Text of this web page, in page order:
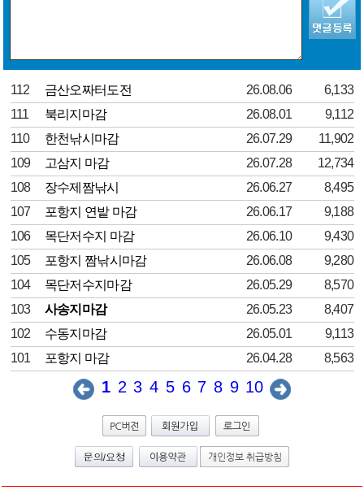
112 금산오짜터도전 26.08.06
6,133
111
북리지마감 26.08.01
9,112
110
한천낚시마감 26.07.29
11,902
109
고삼지 마감 26.07.28
12,734
108
장수제짬낚시 26.06.27
8,495
107
포항지 연밭 마감 26.06.17
9,188
106
목단저수지 마감 26.06.10
9,430
105
포항지 짬낚시마감 26.06.08
9,280
104
목단저수지마감 26.05.29
8,570
103
사송지마감 26.05.23
8,407
102
수동지마감 26.05.01
9,113
101
포항지 마감 26.04.28 8,563
1 2 3 4 5 6 7 8 9 10